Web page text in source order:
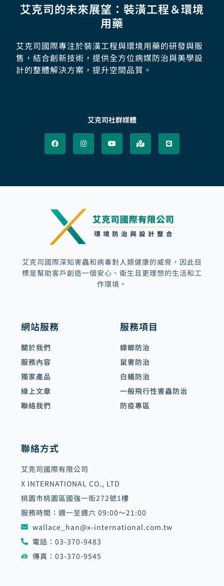
艾克司的未來展望：裝潢工程＆環境
用藥
艾克司國際專注於裝潢工程與環境用藥的研發與販
售，結合創新技術，提供全方位病媒防治與美學設
計的整體解決方案，提升空間品質。
艾克司社群媒體
a
c
e
b
n
s
t
a
m
o
u
u
a
p
-
m
e
l
t
i
n
e
艾克司國際深知害蟲和病毒對人類健康的威脅，因此目
標是幫助客戶創造一個安心、衛生且更理想的生活和工
作環境。
網站服務
關於我們
服務內容
獨家產品
線上文章
聯絡我們
服務項目
蟑螂防治
鼠害防治
白蟻防治
一般飛行性害蟲防治
防疫專區
聯絡方式
艾克司國際有限公司
X INTERNATIONAL CO., LTD
桃園市桃園區國強一街272號1樓
服務時間：週一至週六 09:00～21:00
wallace_han@x-international.com.tw
電話：03-370-9483
傳真：03-370-9545